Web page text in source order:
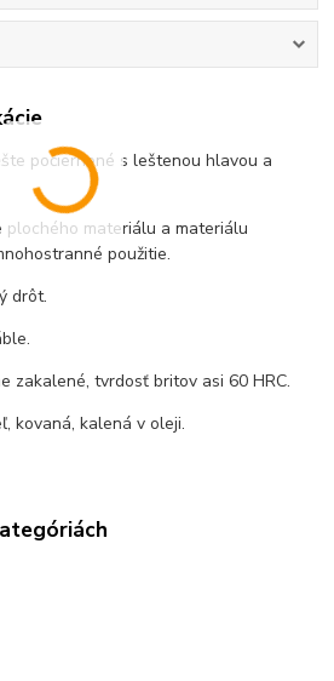
počiernené s leštenou hlavou a
plochého materiálu a materiálu
použitie.
drôt.
zakalené, tvrdosť britov asi 60 HRC.
kovaná, kalená v oleji.